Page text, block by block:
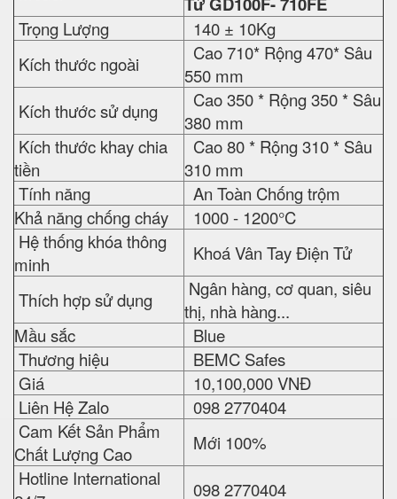
Trọng Lượng
140 ± 10Kg
Kích thước ngoài
Cao 710* Rộng 470* Sâu
550 mm
Kích thước sử dụng
Cao 350 * Rộng 350 * Sâu
380 mm
Kích thước khay chia
tiền
Cao 80 * Rộng 310 * Sâu
310 mm
Tính năng
An Toàn Chống trộm
Khả năng chống cháy
1000 - 1200°C
Hệ thống khóa thông
minh
Khoá Vân Tay Điện Tử
Thích hợp sử dụng
Ngân hàng, cơ quan, siêu
thị, nhà hàng...
Mầu sắc
Blue
Thương hiệu
BEMC Safes
Giá
10,100,000 VNĐ
Liên Hệ Zalo
098 2770404
Cam Kết Sản Phẩm
Chất Lượng Cao
Mới 100%
Hotline International
098 2770404